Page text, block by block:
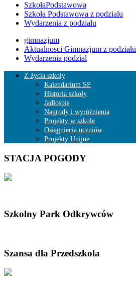
SzkołaPodstawowa
Szkoła Podstawowa z podzialu
Wydarzenia z podzialu
gimnazjum
Aktualnosci Gimnazjum z podziału
Wydarzenia podzial
Z życia szkoły
Kalendarium SP
Historia szkoły
Jadłospis
Nagrody i wyróżnienia
Projekty w szkole
Osiągniecia uczniów
Projekty Unijne
STACJA POGODY
Szkolny Park Odkrywców
Szansa dla Przedszkola